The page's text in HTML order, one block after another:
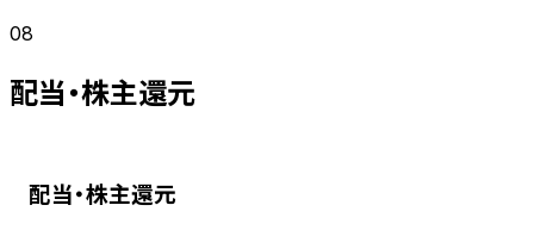
08
配当・株主還元
配当・株主還元